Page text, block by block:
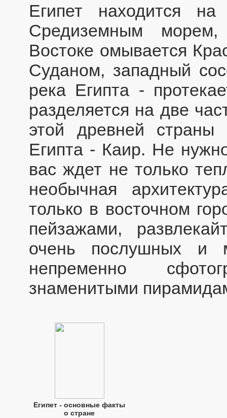
Египет находится
Средиземным
Востоке омывается
Суданом, западный
река Египта -
разделяется на две
этой древней страны
Египта - Каир. Не
вас ждет не только
необычная
только в восточном
пейзажами,
очень послушных и
непременно
знаменитыми
Египет - основные факты
о стране